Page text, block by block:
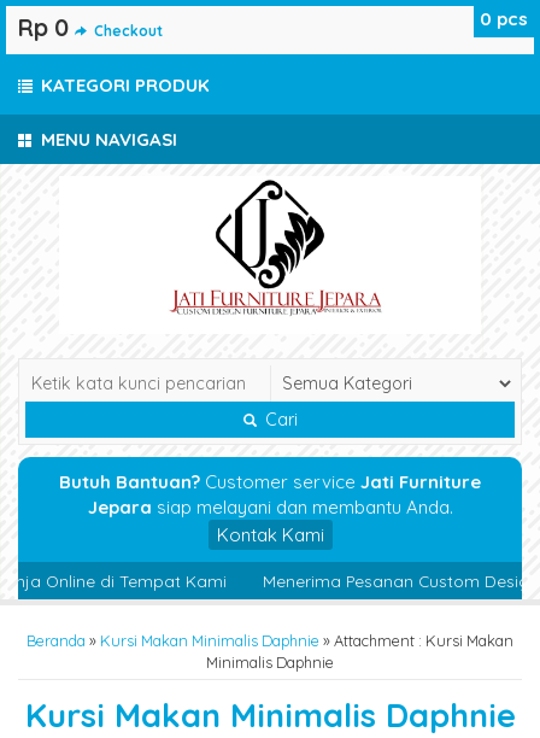
MENU NAVIGASI
Cari
Butuh Bantuan? Customer service Jati Furniture
Jepara siap melayani dan membantu Anda.
Kontak Kami
Online di Tempat Kami Menerima Pesanan Custom Design
Beranda » Kursi Makan Minimalis Daphnie » Attachment : Kursi Makan
Minimalis Daphnie
Kursi Makan Minimalis Daphnie
0 pcs
Rp 0 Checkout
KATEGORI PRODUK